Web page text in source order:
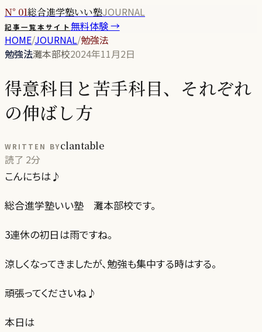
N° 01総合進学塾いい塾JOURNAL
記事一覧本サイト無料体験 →
HOME/JOURNAL/勉強法
勉強法灘本部校2024年11月2日
得意科目と苦手科目、それぞれ
の伸ばし方
WRITTEN BYclantable
読了 2分
こんにちは♪
総合進学塾いい塾 灘本部校です。
3連休の初日は雨ですね。
涼しくなってきましたが、勉強も集中する時はする。
頑張ってくださいね♪
本日は